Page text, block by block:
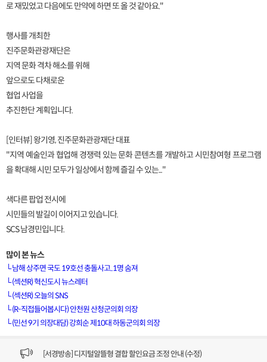
로 재밌었고 다음에도 만약에 하면 또 올 것 같아요."
행사를 개최한
진주문화관광재단은
지역 문화 격차 해소를 위해
앞으로도 다채로운
협업 사업을
추진한단 계획입니다.
[인터뷰] 왕기영, 진주문화관광재단 대표
"지역 예술인과 협업해 경쟁력 있는 문화 콘텐츠를 개발하고 시민참여형 프로그램
을 확대해 시민 모두가 일상에서 함께 즐길 수 있는..."
색다른 팝업 전시에
시민들의 발길이 이어지고 있습니다.
SCS 남경민입니다.
많이 본 뉴스
└남해 상주면 국도 19호선 충돌사고..1명 숨져
└(섹션R) 혁신도시 뉴스레터
└(섹션R) 오늘의 SNS
└(R-직접들어봅시다) 안천원 산청군의회 의장
└(민선 9기 의장대담) 강희순 제10대 하동군의회 의장
[VOD공지] 청춘초이스 이용금액 변경 안내
[서경방송] 일부 채널편성 변경 안내의 건 (7/22)
[서경방송] 디지털알뜰형 결합 할인요금 조정 안내 (수정)